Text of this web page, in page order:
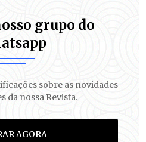
grupo do
sobre as novidades
da nossa Revista.
AGORA